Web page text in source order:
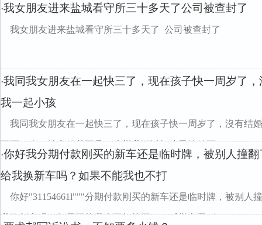
·我女朋友进来盐城看守所三十多天了公司被查封了
我女朋友进来盐城看守所三十多天了 公司被查封了
·我同我女朋友在一起快三了，现在孩子快一周岁了
我一起小孩
我同我女朋友在一起快三了，现在孩子快一周岁了，沒有结
不要，去了她家躲着不见，这样我可以把孩子给她不...
·你好我分期付款刚买的新车还是临时牌，被别人撞
给我换新车吗？如果不能我也不打
你好"31154661l"""分期付款刚买的新车还是临时牌，被别人
我换新车吗？如果不能我也不打算要了，感觉心里别...